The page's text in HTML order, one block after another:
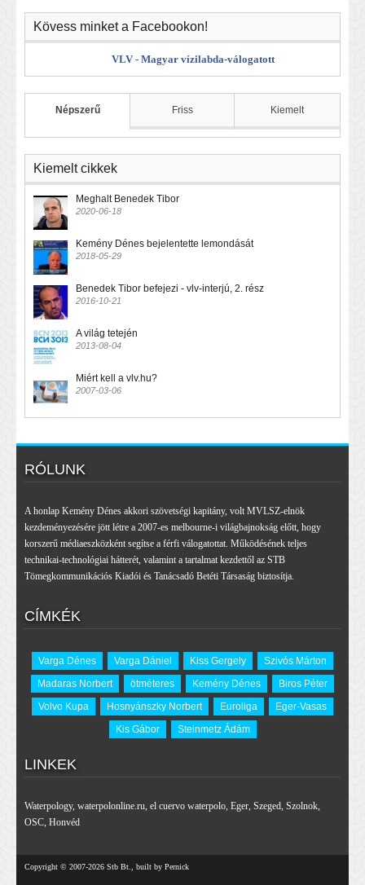
Kövess minket a Facebookon!
VLV - Magyar vízilabda-válogatott
Népszerű Friss Kiemelt
Kiemelt cikkek
Meghalt Benedek Tibor
2020-06-18
Kemény Dénes bejelentette lemondását
2018-05-29
Benedek Tibor befejezi - vlv-interjú, 2. rész
2016-10-21
A világ tetején
2013-08-04
Miért kell a vlv.hu?
2007-03-06
RÓLUNK
A honlap Kemény Dénes akkori szövetségi kapitány, volt MVLSZ-elnök
kezdeményezésére jött létre a 2007-es melbourne-i világbajnokság előtt, hogy
korszerű médiaeszközként segítse a férfi válogatottat. Működésének teljes
technikai-technológiai hátterét, valamint a tartalmat kezdettől az STB
Tömegkommunikációs Kiadói és Tanácsadó Betéti Társaság biztosítja.
CÍMKÉK
Varga Dénes Varga Dániel Kiss Gergely
Szivós Márton
Madaras Norbert
ötméteres Kemény Dénes
Biros Péter
Volvo Kupa
Hosnyánszky Norbert Euroliga
Eger-Vasas
Kis Gábor
Steinmetz Ádám
LINKEK
Waterpology, waterpolonline.ru, el cuervo waterpolo, Eger, Szeged, Szolnok,
OSC, Honvéd
Copyright © 2007-2026 Stb Bt., built by Pernick